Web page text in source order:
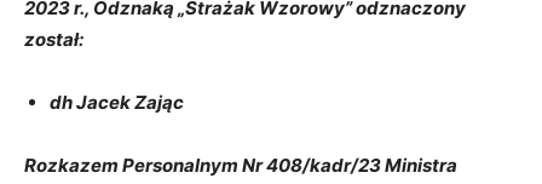
2023 r., Odznaką „Strażak Wzorowy” odznaczony
został:
dh Jacek Zając
Rozkazem Personalnym Nr 408/kadr/23 Ministra